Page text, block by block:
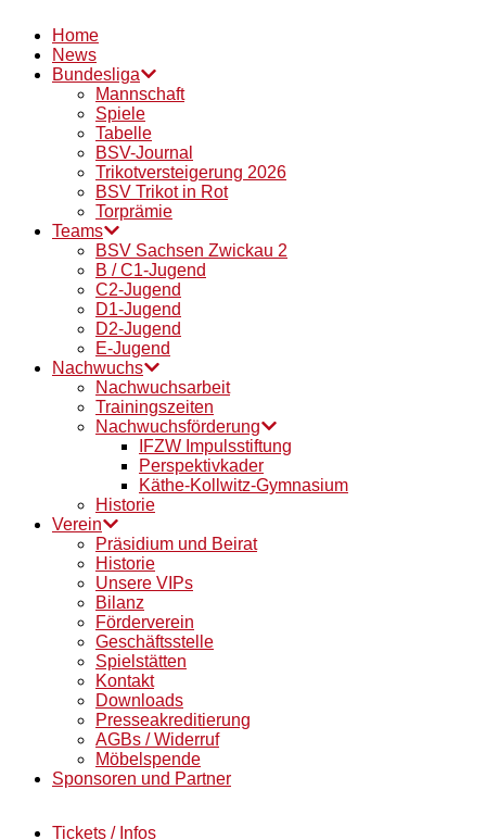
Home
News
Bundesliga
Mannschaft
Spiele
Tabelle
BSV-Journal
Trikotversteigerung 2026
BSV Trikot in Rot
Torprämie
Teams
BSV Sachsen Zwickau 2
B / C1-Jugend
C2-Jugend
D1-Jugend
D2-Jugend
E-Jugend
Nachwuchs
Nachwuchsarbeit
Trainingszeiten
Nachwuchsförderung
IFZW Impulsstiftung
Perspektivkader
Käthe-Kollwitz-Gymnasium
Historie
Verein
Präsidium und Beirat
Historie
Unsere VIPs
Bilanz
Förderverein
Geschäftsstelle
Spielstätten
Kontakt
Downloads
Presseakreditierung
AGBs / Widerruf
Möbelspende
Sponsoren und Partner
Tickets / Infos